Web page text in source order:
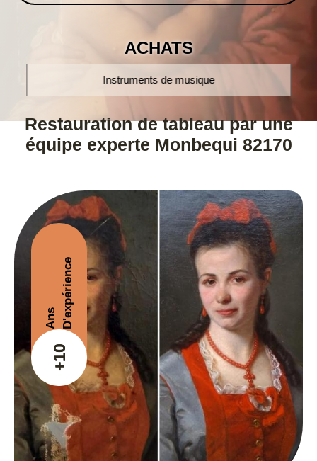
ACHATS
montres poignet et à gousset
Restauration de tableau par une
équipe experte Monbequi 82170
+10
Ans D'expérience